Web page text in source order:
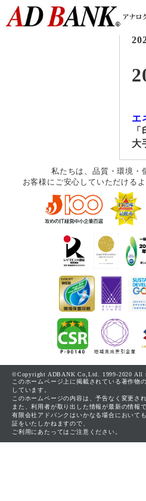
エ
大
私たちは、品質・環境・
お客様にご安心していただける
©Copyright ADBANK Co,Ltd. 1999-2020 All
このホームページ上に掲載されている著作物
しています。
このホームページの内容は、予告なく変更さ
また、利用者が取り出した情報が最新の情報
有限会社アドバンクはいかなる場合において
証をいたしかねますので、
ご利用にあたってはご注意ください。